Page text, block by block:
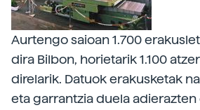
Aurtengo saioan 1.700
dira Bilbon, horietarik 1.100
direlarik. Datuok erakusketak
eta garrantzia duela adierazten